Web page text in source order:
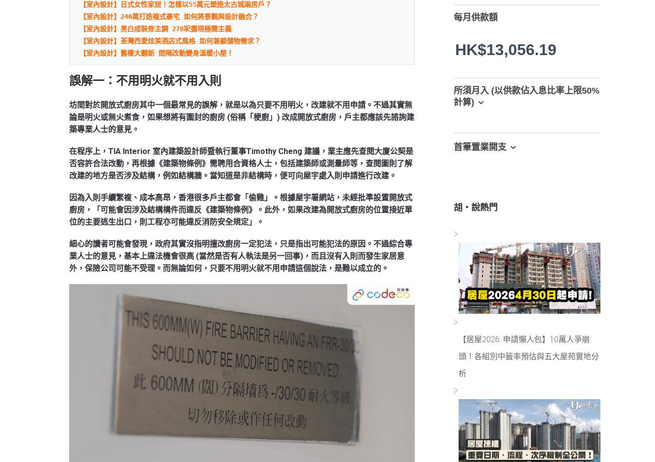
【室內設計】日式女性家居！怎樣以55萬元塑造太古城兩房戶？
【室內設計】240萬打造複式豪宅 如何將景觀與設計融合？
【室內設計】黑白成裝修主調 278呎盡現極簡主義
【室內設計】荃灣西愛炫美酒店式風格 如何兼顧儲物需求？
【室內設計】舊樓大翻新 間隔改動變身溫暖小屋！
誤解一：不用明火就不用入則
坊間對於開放式廚房其中一個最常見的誤解，就是以為只要不用明火，改建就不用申請。不過其實無
論是明火或無火煮食，如果想將有圍封的廚房 (俗稱「梗廚」) 改成開放式廚房，戶主都應該先諮詢建
築專業人士的意見。
在程序上，TIA Interior 室內建築設計師暨執行董事Timothy Cheng 建議，業主應先查閱大廈公契是
否容許合法改動，再根據《建築物條例》需聘用合資格人士，包括建築師或測量師等，查閱圖則了解
改建的地方是否涉及結構，例如結構牆。當知道是非結構時，便可向屋宇處入則申請進行改建。
因為入則手續繁複、成本高昂，香港很多戶主都會「偷雞」。根據屋宇署網站，未經批準設置開放式
廚房，「可能會因涉及結構構件而違反《建築物條例》。此外，如果改建為開放式廚房的位置接近單
位的主要逃生出口，則工程亦可能違反消防安全規定」。
細心的讀者可能會發現，政府其實沒指明擅改廚房一定犯法，只是指出可能犯法的原因。不過綜合專
業人士的意見，基本上違法機會很高 (當然是否有人執法是另一回事)，而且沒有入則而發生家居意
外，保險公司可能不受理。而無論如何，只要不用明火就不用申請這個說法，是難以成立的。
每月供款額
HK$13,056.19
所須月入 (以供款佔入息比率上限50%
計算)
首筆置業開支
胡‧說熱門
【居屋2026: 申請懶人包】10萬人爭崩
頭！各組別中籤率預估與五大屋苑實地分
析